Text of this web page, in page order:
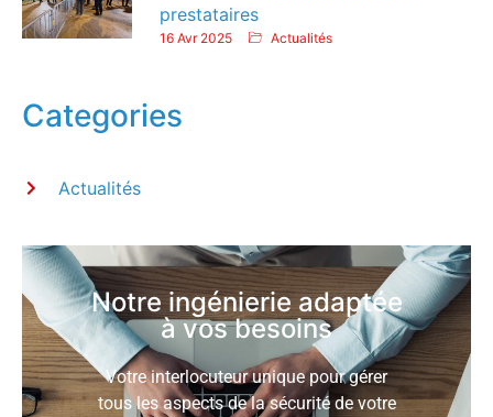
prestataires
16 Avr 2025 Actualités
Categories
Actualités
Notre ingénierie adaptée
à vos besoins
Votre interlocuteur unique pour gérer
tous les aspects de la sécurité de votre